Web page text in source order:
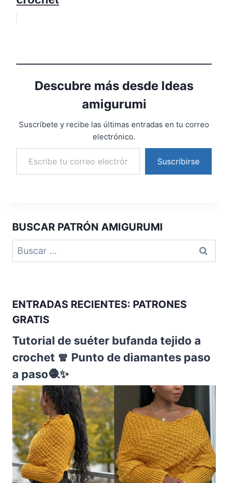
Descubre más desde Ideas
amigurumi
Suscríbete y recibe las últimas entradas en tu correo
electrónico.
Suscribirse
BUSCAR PATRÓN AMIGURUMI
ENTRADAS RECIENTES: PATRONES
GRATIS
Tutorial de suéter bufanda tejido a
crochet 🧣 Punto de diamantes paso
a paso🧶✨